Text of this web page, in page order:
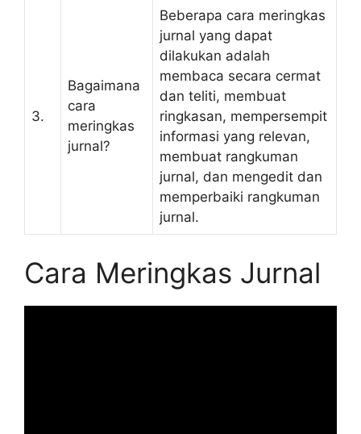
3.
Bagaimana
cara
meringkas
jurnal?
Beberapa cara meringkas
jurnal yang dapat
dilakukan adalah
membaca secara cermat
dan teliti, membuat
ringkasan, mempersempit
informasi yang relevan,
membuat rangkuman
jurnal, dan mengedit dan
memperbaiki rangkuman
jurnal.
Cara Meringkas Jurnal